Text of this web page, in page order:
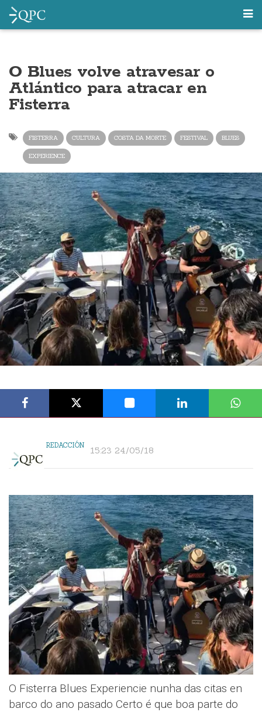
O Blues volve atravesar o
Atlántico para atracar en
Fisterra
FISTERRA CULTURA COSTA DA MORTE FESTIVAL BLUES
EXPERIENCE
REDACCIÓN 15:23 24/05/18
O Fisterra Blues Experiencie nunha das citas en
barco do ano pasado Certo é que boa parte do